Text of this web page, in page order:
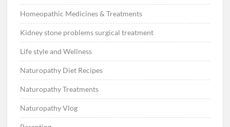
Homeopathic Medicines & Treatments
Kidney stone problems surgical treatment
Life style and Wellness
Naturopathy Diet Recipes
Naturopathy Treatments
Naturopathy Vlog